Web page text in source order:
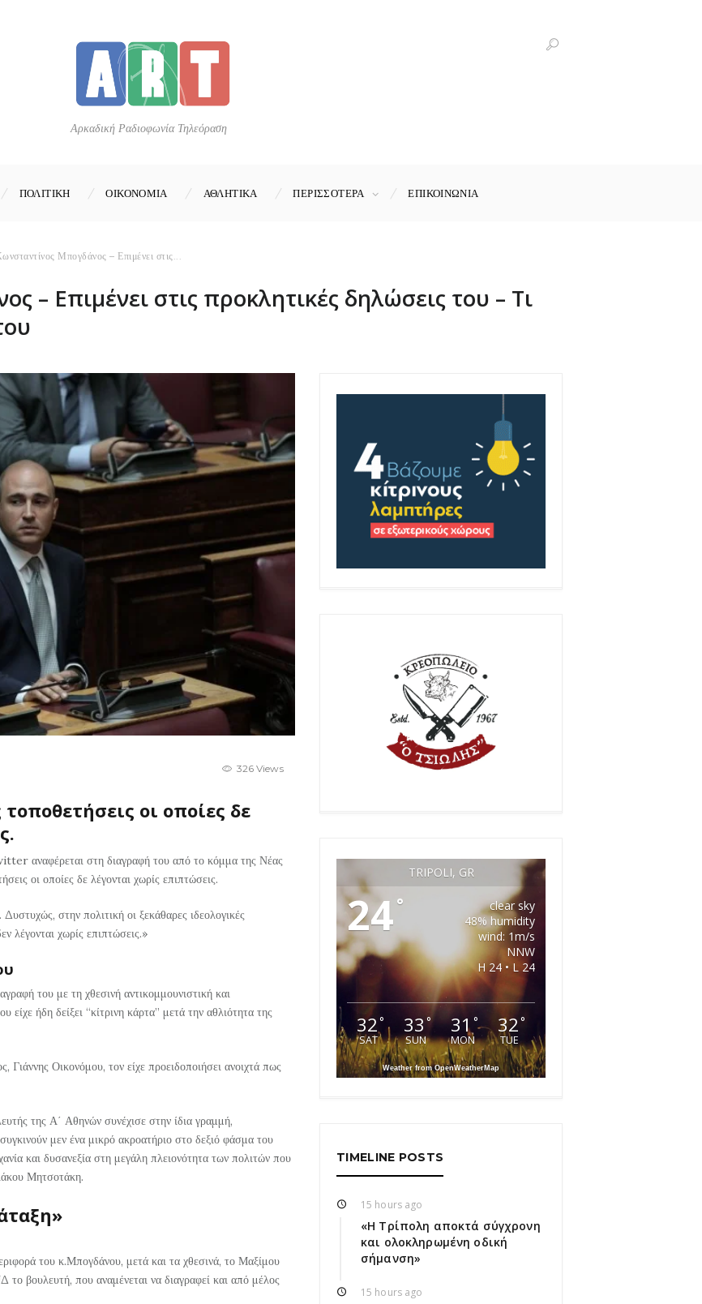
Αρκαδική Ραδιοφωνία Τηλεόραση
ΠΟΛΙΤΙΚΗ ΟΙΚΟΝΟΜΙΑ ΑΘΛΗΤΙΚΑ ΠΕΡΙΣΣΟΤΕΡΑ ΕΠΙΚΟΙΝΩΝΊΑ
Μπογδάνος – Επιμένει στις...
– Επιμένει στις προκλητικές δηλώσεις του – Τι
326 Views
οι οποίες δε
αναφέρεται στη διαγραφή του από το κόμμα της Νέας
οι οποίες δε λέγονται χωρίς επιπτώσεις.
στην πολιτική οι ξεκάθαρες ιδεολογικές
λέγονται χωρίς επιπτώσεις.»
του με τη χθεσινή αντικομμουνιστική και
ήδη δείξει “κίτρινη κάρτα” μετά την αθλιότητα της
Οικονόμου, τον είχε προειδοποιήσει ανοιχτά πως
της Α΄ Αθηνών συνέχισε στην ίδια γραμμή,
μεν ένα μικρό ακροατήριο στο δεξιό φάσμα του
και δυσανεξία στη μεγάλη πλειονότητα των πολιτών που
Μητσοτάκη.
του κ.Μπογδάνου, μετά και τα χθεσινά, το Μαξίμου
βουλευτή, που αναμένεται να διαγραφεί και από μέλος
TRIPOLI, GR
24°
clear sky
48% humidity
wind: 1m/s
NNW
H 24 • L 24
32°
SAT
33°
SUN
31°
MON
32°
TUE
Weather from OpenWeatherMap
TIMELINE POSTS
15 hours ago
«Η Τρίπολη αποκτά σύγχρονη
και ολοκληρωμένη οδική
σήμανση»
15 hours ago